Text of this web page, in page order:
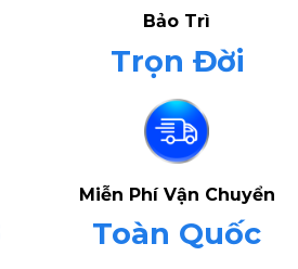
Bảo Trì
Trọn Đời
Miễn Phí Vận Chuyển
Toàn Quốc